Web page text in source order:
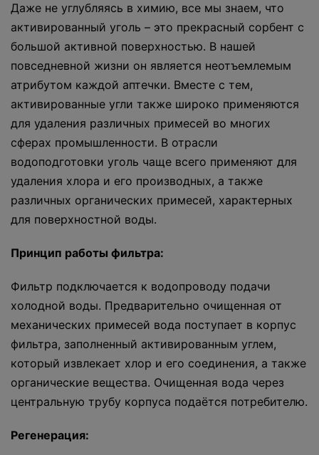
Даже не углубляясь в химию, все мы знаем, что
активированный уголь – это прекрасный сорбент с
большой активной поверхностью. В нашей
повседневной жизни он является неотъемлемым
атрибутом каждой аптечки. Вместе с тем,
активированные угли также широко применяются
для удаления различных примесей во многих
сферах промышленности. В отрасли
водоподготовки уголь чаще всего применяют для
удаления хлора и его производных, а также
различных органических примесей, характерных
для поверхностной воды.
Принцип работы фильтра:
Фильтр подключается к водопроводу подачи
холодной воды. Предварительно очищенная от
механических примесей вода поступает в корпус
фильтра, заполненный активированным углем,
который извлекает хлор и его соединения, а также
органические вещества. Очищенная вода через
центральную трубу корпуса подаётся потребителю.
Регенерация: